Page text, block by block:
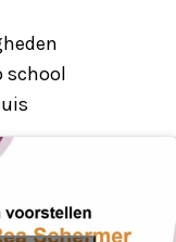
school